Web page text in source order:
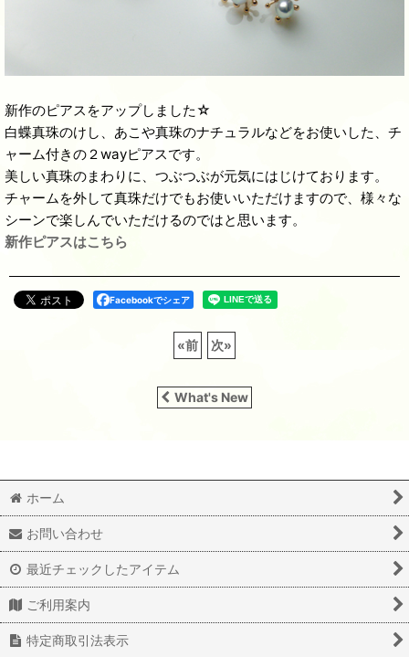
新作のピアスをアップしました☆
白蝶真珠のけし、あこや真珠のナチュラルなどをお使いした、チ
ャーム付きの２wayピアスです。
美しい真珠のまわりに、つぶつぶが元気にはじけております。
チャームを外して真珠だけでもお使いいただけますので、様々な
シーンで楽しんでいただけるのではと思います。
新作ピアスはこちら
Facebookでシェア
«前 次»
What's New
ホーム
お問い合わせ
最近チェックしたアイテム
ご利用案内
特定商取引法表示